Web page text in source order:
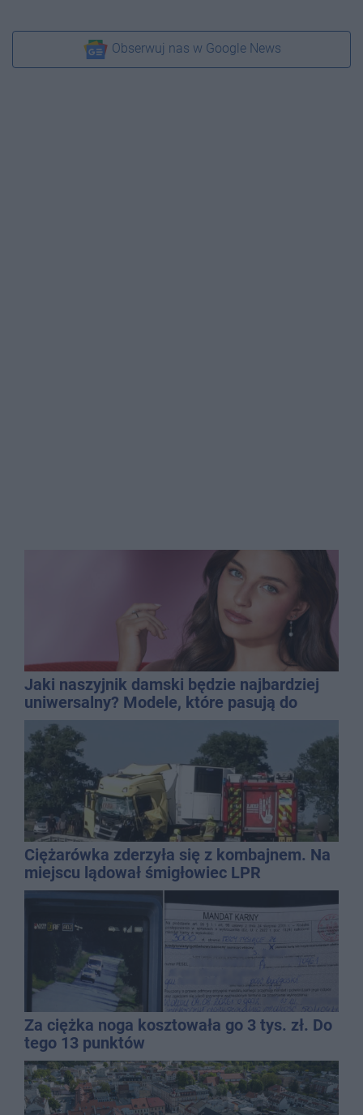
Obserwuj nas w Google News
Jaki naszyjnik damski będzie najbardziej
uniwersalny? Modele, które pasują do
wielu stylizacji
Ciężarówka zderzyła się z kombajnem. Na
miejscu lądował śmigłowiec LPR
Za ciężka noga kosztowała go 3 tys. zł. Do
tego 13 punktów